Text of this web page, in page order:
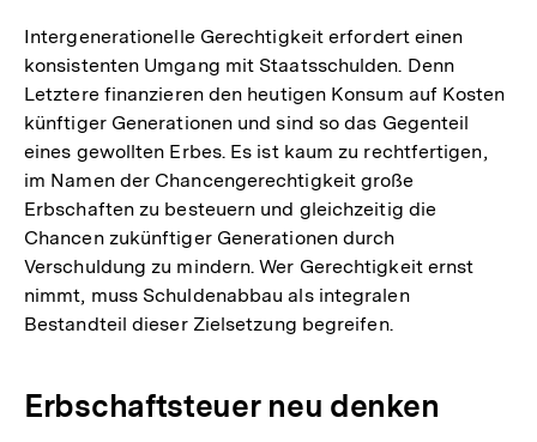
Intergenerationelle Gerechtigkeit erfordert einen
konsistenten Umgang mit Staatsschulden. Denn
Letztere finanzieren den heutigen Konsum auf Kosten
künftiger Generationen und sind so das Gegenteil
eines gewollten Erbes. Es ist kaum zu rechtfertigen,
im Namen der Chancengerechtigkeit große
Erbschaften zu besteuern und gleichzeitig die
Chancen zukünftiger Generationen durch
Verschuldung zu mindern. Wer Gerechtigkeit ernst
nimmt, muss Schuldenabbau als integralen
Bestandteil dieser Zielsetzung begreifen.
Erbschaftsteuer neu denken